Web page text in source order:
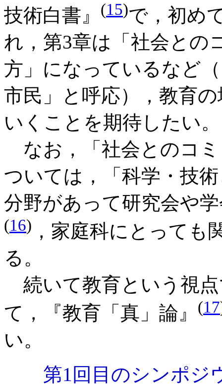
技術白書』
(15)で，初め
れ，第3章は「社会との
方」になっているなど
市民」と呼応），教育
いくことを期待したい。
なお，「社会とのコ
ついては，「科学・技
分野があって研究会や
(16) ，家庭科にとっても
る。
続いて教育という視
て，『教育「真」論』
(17
い。
第1回目のシンポジ